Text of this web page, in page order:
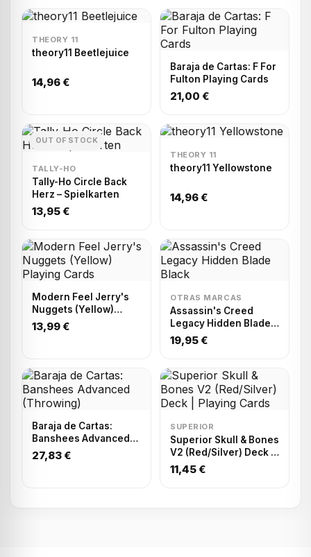
THEORY 11
theory11 Beetlejuice
14,96 €
Baraja de Cartas: F For
Fulton Playing Cards
21,00 €
OUT OF STOCK
TALLY-HO
Tally-Ho Circle Back
Herz – Spielkarten
13,95 €
THEORY 11
theory11 Yellowstone
14,96 €
Modern Feel Jerry's
Nuggets (Yellow)
Playing Cards
13,99 €
OTRAS MARCAS
Assassin's Creed
Legacy Hidden Blade
Black
19,95 €
Baraja de Cartas:
Banshees Advanced
(Throwing)
27,83 €
SUPERIOR
Superior Skull & Bones
V2 (Red/Silver) Deck |
Playing Cards
11,45 €